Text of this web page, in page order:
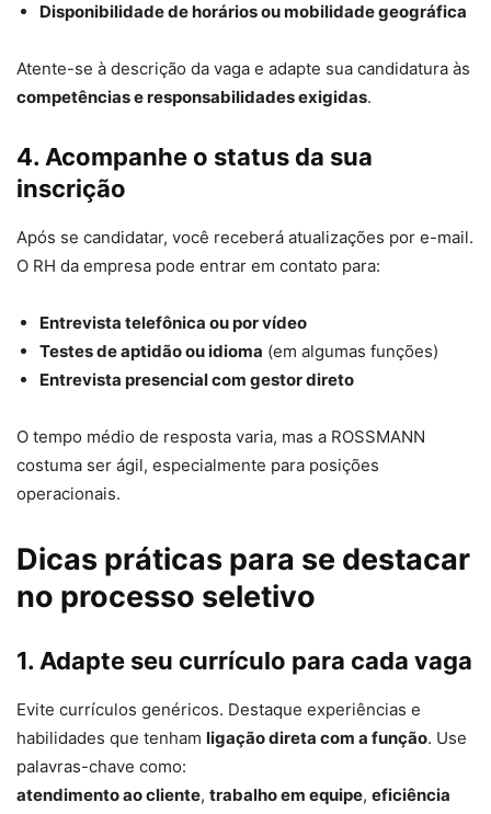
Disponibilidade de horários ou mobilidade geográfica
Atente-se à descrição da vaga e adapte sua candidatura às
competências e responsabilidades exigidas.
4. Acompanhe o status da sua
inscrição
Após se candidatar, você receberá atualizações por e-mail.
O RH da empresa pode entrar em contato para:
Entrevista telefônica ou por vídeo
Testes de aptidão ou idioma (em algumas funções)
Entrevista presencial com gestor direto
O tempo médio de resposta varia, mas a ROSSMANN
costuma ser ágil, especialmente para posições
operacionais.
Dicas práticas para se destacar
no processo seletivo
1. Adapte seu currículo para cada vaga
Evite currículos genéricos. Destaque experiências e
habilidades que tenham ligação direta com a função. Use
palavras-chave como:
atendimento ao cliente, trabalho em equipe, eficiência